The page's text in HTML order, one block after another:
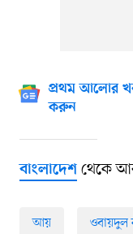
প্রথম আলোর
করুন
বাংলাদেশথেকে
আয় ওবায়দুল